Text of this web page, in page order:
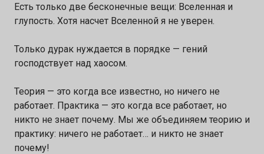
серпня 2026 👉 Подати заявку:
Есть только две бесконечные вещи: Вселенная и
глупость. Хотя насчет Вселенной я не уверен.
Только дурак нуждается в порядке — гений
господствует над хаосом.
Теория — это когда все известно, но ничего не
работает. Практика — это когда все работает, но
никто не знает почему. Мы же объединяем теорию и
практику: ничего не работает… и никто не знает
почему!